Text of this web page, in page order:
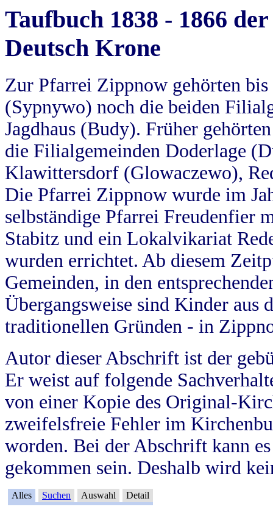
Taufbuch 1838 - 1866
Deutsch Krone
Zur Pfarrei Zippnow gehörten
(Sypnywo) noch die beiden
Jagdhaus (Budy). Früher
die Filialgemeinden Doderlage
Klawittersdorf (Glowaczewo),
Die Pfarrei Zippnow wurde im
selbständige Pfarrei Freudenfier
Stabitz und ein Lokalvikariat
wurden errichtet. Ab diesem
Gemeinden, in den
Übergangsweise sind Kinder aus
traditionellen Gründen - in
Autor dieser Abschrift ist der
Er weist auf folgende
von einer Kopie des Original-
zweifelsfreie Fehler im
worden. Bei der Abschrift kann
gekommen sein. Deshalb wird
Alles Suchen Auswahl Detail